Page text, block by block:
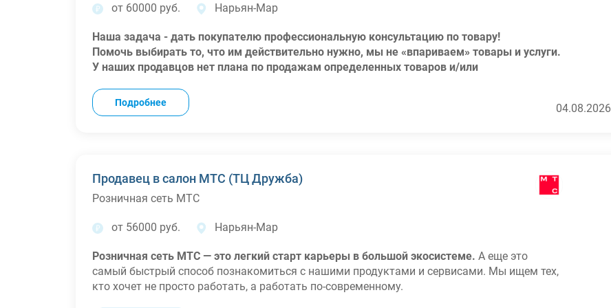
от 60000 руб. Нарьян-Мар
Наша задача - дать покупателю профессиональную консультацию по товару!
Помочь выбирать то, что им действительно нужно, мы не «впариваем» товары и услуги.
У наших продавцов нет плана по продажам определенных товаров и/или
Мы предлагаем:
Удобное месторасположение магазина;
ребёнка или в сложных жизненных ситуациях;
Удобный график работы;
Возможность покупки техники в магазинах ДНС по себестоимости
Полностью "белая" зарплата:оклад + премия от продаж;
На время испытательного срока (от недели до 2 месяцев максимум) - Ваша заработная
плата 53.500 рублей до вычета налогов (46.500 рублейНА РУКИ);
После испытательного срока РЕАЛЬНАЯ средняя зарплата наших сотрудников от 50.000
рублей до 70.000 рублей "на руки" (оклад+ % от продаж);
Подробнее 04.08.2026
Продавец в салон МТС (ТЦ Дружба)
Розничная сеть МТС
от 56000 руб. Нарьян-Мар
Розничная сеть МТС — это легкий старт карьеры в большой экосистеме. А еще это
самый быстрый способ познакомиться с нашими продуктами и сервисами. Мы ищем тех,
кто хочет не просто работать, а работать по-современному.